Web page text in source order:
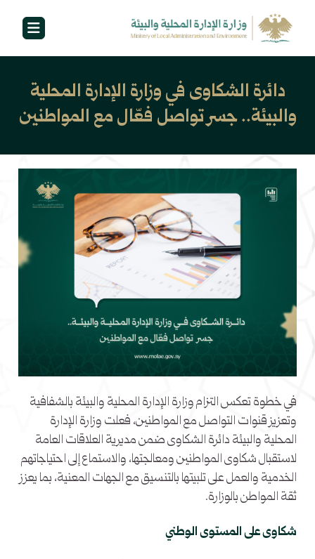
دائرة الشكاوى في وزارة الإدارة المحلية
والبيئة.. جسر تواصل فعّال مع المواطنين
في خطوة تعكس التزام وزارة الإدارة المحلية والبيئة بالشفافية
وتعزيز قنوات التواصل مع المواطنين، فعلت وزارة الإدارة
المحلية والبيئة دائرة الشكاوى ضمن مديرية العلاقات العامة
لاستقبال شكاوى المواطنين ومعالجتها، والاستماع إلى احتياجاتهم
الخدمية والعمل على تلبيتها بالتنسيق مع الجهات المعنية، بما يعزز
ثقة المواطن بالوزارة.
شكاوى على المستوى الوطني